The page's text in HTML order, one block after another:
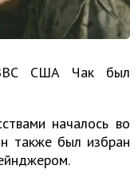
США Чак был
началось во
также был избран